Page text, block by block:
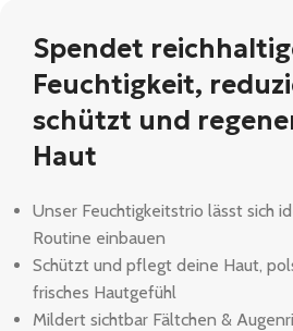
Spendet
Feuchtigkeit,
schützt und
Haut
Unser Feuchtigkeitstrio lässt sich
Routine einbauen
Schützt und pflegt deine Haut,
frisches Hautgefühl
Mildert sichtbar Fältchen &